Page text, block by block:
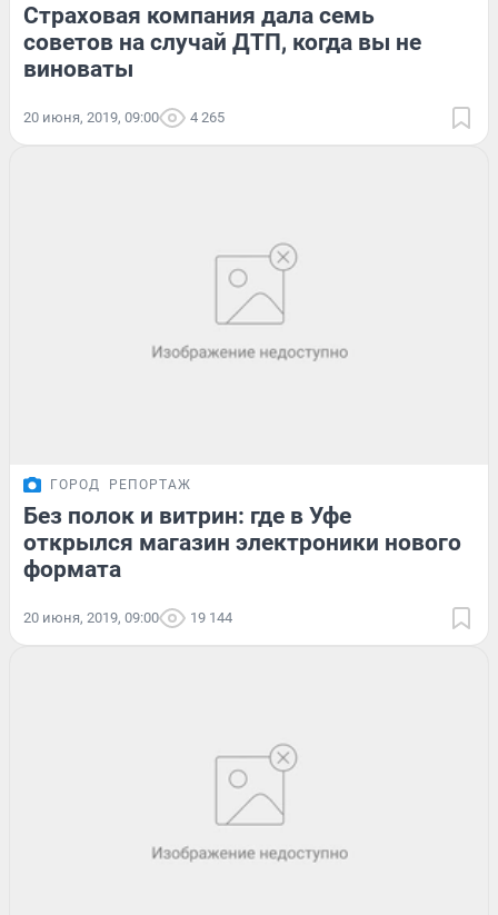
Страховая компания дала семь
советов на случай ДТП, когда вы не
виноваты
20 июня, 2019, 09:00 4 265
ГОРОД РЕПОРТАЖ
Без полок и витрин: где в Уфе
открылся магазин электроники нового
формата
20 июня, 2019, 09:00 19 144